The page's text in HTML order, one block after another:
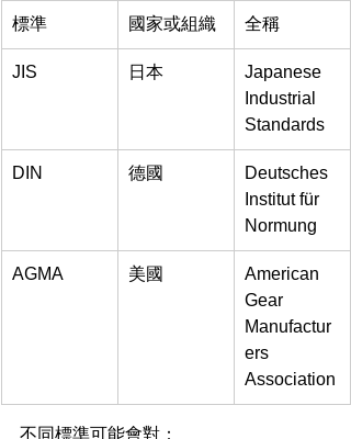
標準 國家或組織 全稱
JIS 日本
Japanese
Industrial
Standards
DIN 德國
Deutsches
Institut für
Normung
AGMA 美國
American
Gear
Manufactur
ers
Association
不同標準可能會對：